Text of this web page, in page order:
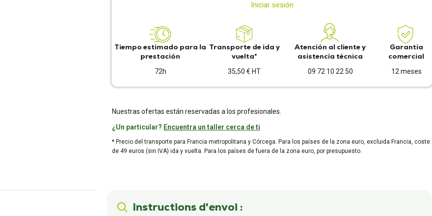
Iniciar sesión
Tiempo estimado para la
prestación
72h
Transporte de ida y
vuelta*
35,50 € HT
Atención al cliente y
asistencia técnica
09 72 10 22 50
Garantía
comercial
12 meses
Nuestras ofertas están reservadas a los profesionales.
¿Un particular? Encuentra un taller cerca de ti
* Precio del transporte para Francia metropolitana y Córcega. Para los países de la zona euro, excluida Francia, coste
de 49 euros (sin IVA) ida y vuelta. Para los países de fuera de la zona euro, por presupuesto.
Instructions d'envoi :